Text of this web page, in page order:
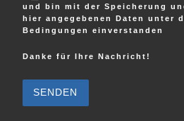
und bin mit der Speicherung
hier angegebenen Daten unter
Bedingungen einverstanden
Danke für Ihre Nachricht!
i
e